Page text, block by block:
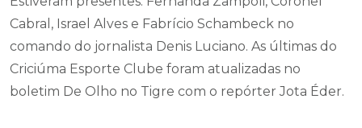
Cabral, Israel Alves e Fabrício Schambeck no
comando do jornalista Denis Luciano. As últimas do
Criciúma Esporte Clube foram atualizadas no
boletim De Olho no Tigre com o repórter Jota Éder.